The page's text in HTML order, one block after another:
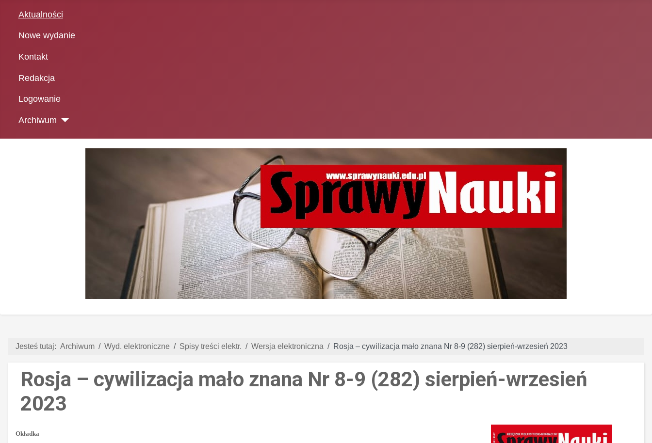
Aktualności
Nowe wydanie
Kontakt
Redakcja
Logowanie
Archiwum
Jesteś tutaj: Archiwum Wyd. elektroniczne Spisy treści elektr. Wersja elektroniczna Rosja – cywilizacja mało znana Nr 8-9 (282) sierpień-wrzesień 2023
Rosja – cywilizacja mało znana Nr 8-9 (282) sierpień-wrzesień
2023
Okładka